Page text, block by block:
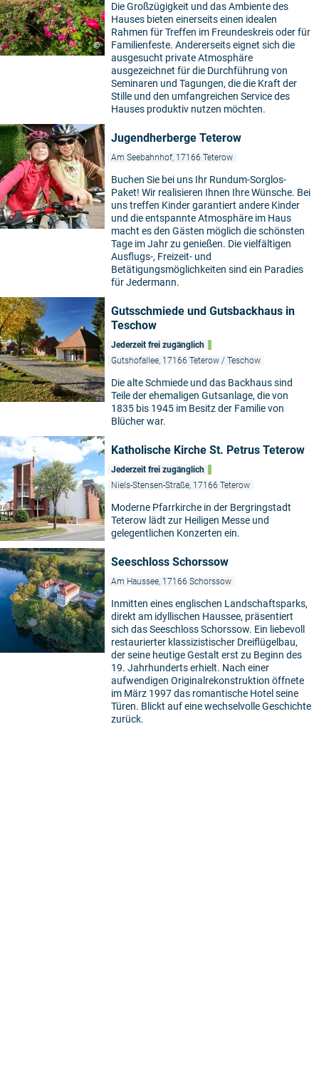
©
Die Großzügigkeit und das Ambiente des
Hauses bieten einerseits einen idealen
Rahmen für Treffen im Freundeskreis oder für
Familienfeste. Andererseits eignet sich die
ausgesucht private Atmosphäre
ausgezeichnet für die Durchführung von
Seminaren und Tagungen, die die Kraft der
Stille und den umfangreichen Service des
Hauses produktiv nutzen möchten.
Jugendherberge Teterow
Am Seebahnhof, 17166 Teterow
Buchen Sie bei uns Ihr Rundum-Sorglos-
Paket! Wir realisieren Ihnen Ihre Wünsche. Bei
uns treffen Kinder garantiert andere Kinder
und die entspannte Atmosphäre im Haus
macht es den Gästen möglich die schönsten
Tage im Jahr zu genießen. Die vielfältigen
Ausflugs-, Freizeit- und
Betätigungsmöglichkeiten sind ein Paradies
für Jedermann.
Gutsschmiede und Gutsbackhaus in
Teschow
Jederzeit frei zugänglich
Gutshofallee, 17166 Teterow / Teschow
Die alte Schmiede und das Backhaus sind
Teile der ehemaligen Gutsanlage, die von
1835 bis 1945 im Besitz der Familie von
Blücher war.
Katholische Kirche St. Petrus Teterow
Jederzeit frei zugänglich
Niels-Stensen-Straße, 17166 Teterow
Moderne Pfarrkirche in der Bergringstadt
Teterow lädt zur Heiligen Messe und
gelegentlichen Konzerten ein.
Seeschloss Schorssow
Am Haussee, 17166 Schorssow
Inmitten eines englischen Landschaftsparks,
direkt am idyllischen Haussee, präsentiert
sich das Seeschloss Schorssow. Ein liebevoll
restaurierter klassizistischer Dreiflügelbau,
der seine heutige Gestalt erst zu Beginn des
19. Jahrhunderts erhielt. Nach einer
aufwendigen Originalrekonstruktion öffnete
im März 1997 das romantische Hotel seine
Türen. Blickt auf eine wechselvolle Geschichte
zurück.